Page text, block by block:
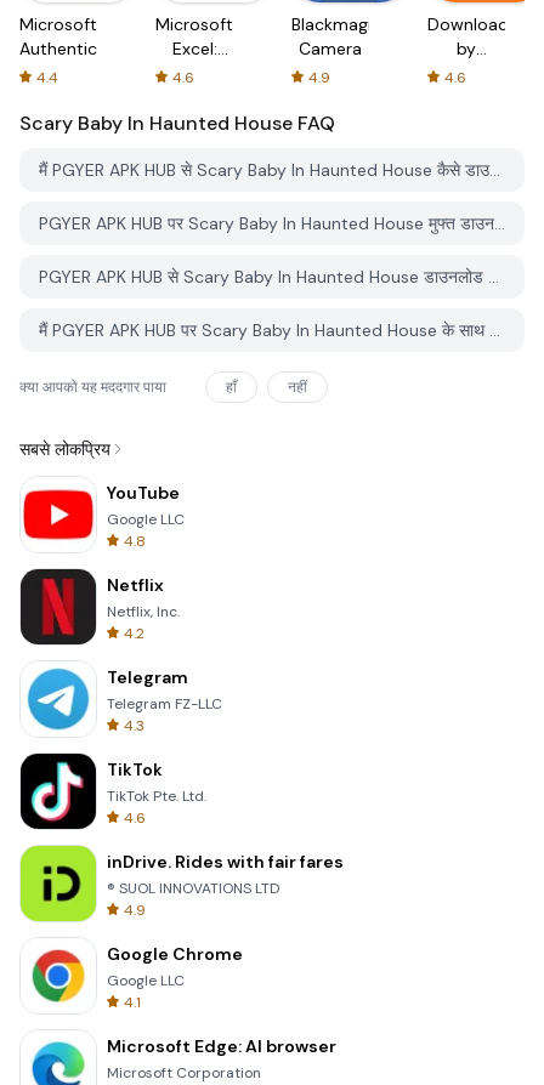
Microsoft
Authenticator
4.4
Microsoft
Excel:
Spreadsheets
4.6
Blackmagic
Camera
4.9
Downloader
by
AFTVnews
4.6
Scary Baby In Haunted House FAQ
मैं PGYER APK HUB से Scary Baby In Haunted House कैसे डाउनलोड करूं?
PGYER APK HUB पर Scary Baby In Haunted House मुफ्त डाउनलोड करने के लिए है?
PGYER APK HUB से Scary Baby In Haunted House डाउनलोड करने के लिए मुझे एक खाता चाहिए?
मैं PGYER APK HUB पर Scary Baby In Haunted House के साथ समस्या कैसे रिपोर्ट कर सकता हूँ?
क्या आपको यह मददगार पाया हाँ नहीं
सबसे लोकप्रिय
YouTube
Google LLC
4.8
Netflix
Netflix, Inc.
4.2
Telegram
Telegram FZ-LLC
4.3
TikTok
TikTok Pte. Ltd.
4.6
inDrive. Rides with fair fares
® SUOL INNOVATIONS LTD
4.9
Google Chrome
Google LLC
4.1
Microsoft Edge: AI browser
Microsoft Corporation